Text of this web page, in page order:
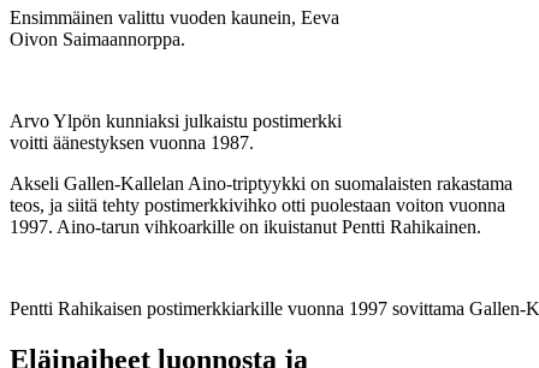
Ensimmäinen valittu vuoden kaunein, Eeva
Oivon Saimaannorppa.
Arvo Ylpön kunniaksi julkaistu postimerkki
voitti äänestyksen vuonna 1987.
Akseli Gallen-Kallelan Aino-triptyykki on suomalaisten rakastama
teos, ja siitä tehty postimerkkivihko otti puolestaan voiton vuonna
1997. Aino-tarun vihkoarkille on ikuistanut Pentti Rahikainen.
Pentti Rahikaisen postimerkkiarkille vuonna 1997 sovittama
Eläinaiheet luonnosta ja